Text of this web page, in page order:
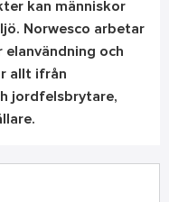
kan människor
Norwesco arbetar
och
allt ifrån
jordfelsbrytare,